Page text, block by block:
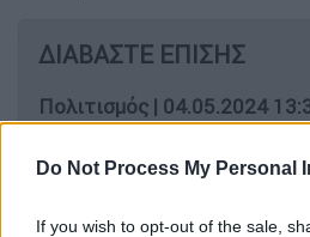
Do Not Process My Personal
If you wish to opt-out of the sale,
ΔΙΑΒΑΣΤΕ ΕΠΙΣΗΣ
Πολιτισμός | 04.05.2024
Πέθανε η ηθοποιός